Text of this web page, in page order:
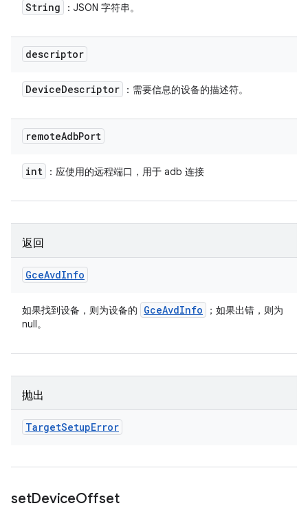
String ：JSON 字符串。
descriptor
DeviceDescriptor ：需要信息的设备的描述符。
remoteAdbPort
int ：应使用的远程端口，用于 adb 连接
返回
GceAvdInfo
如果找到设备，则为设备的 GceAvdInfo
；如果出错，则为
null。
抛出
TargetSetupError
setDeviceOffset